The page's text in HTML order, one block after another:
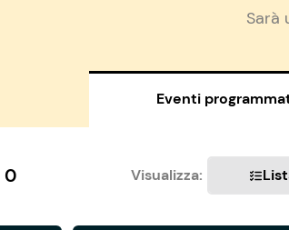
Sarà
Eventi
0 Visualizza: